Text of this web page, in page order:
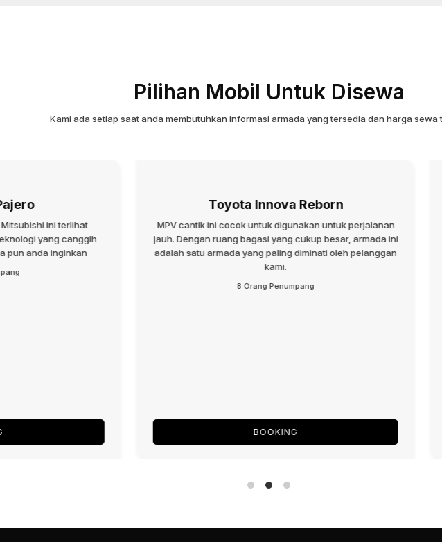
Pilihan Mobil Untuk Disewa
Kami ada setiap saat anda membutuhkan informasi armada yang tersedia dan harga sewa
ini terlihat
yang canggih
pun anda inginkan
Toyota Innova Reborn
MPV cantik ini cocok untuk digunakan untuk perjalanan
jauh. Dengan ruang bagasi yang cukup besar, armada ini
adalah satu armada yang paling diminati oleh pelanggan
kami.
8 Orang Penumpang
BOOKING